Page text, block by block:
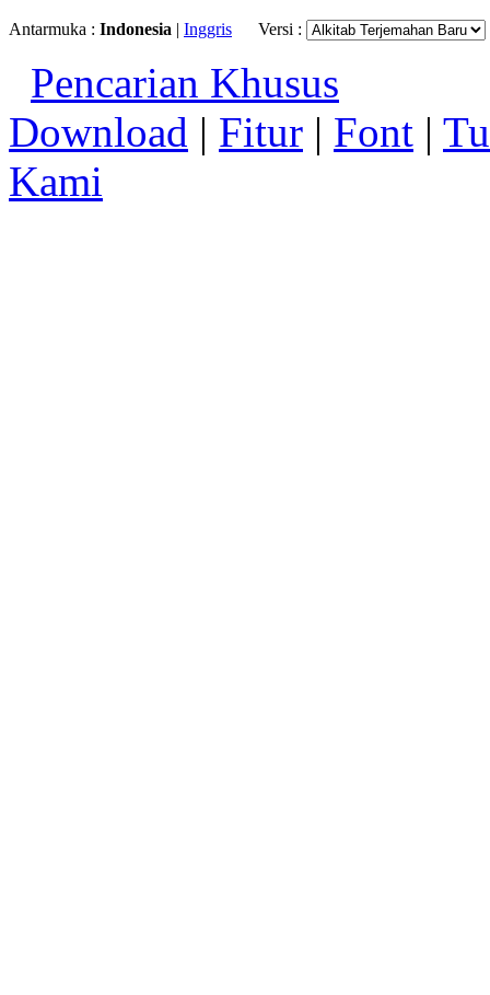
Antarmuka : Indonesia | Inggris Versi :
Pencarian Khusus
Download | Fitur | Font |
Kami